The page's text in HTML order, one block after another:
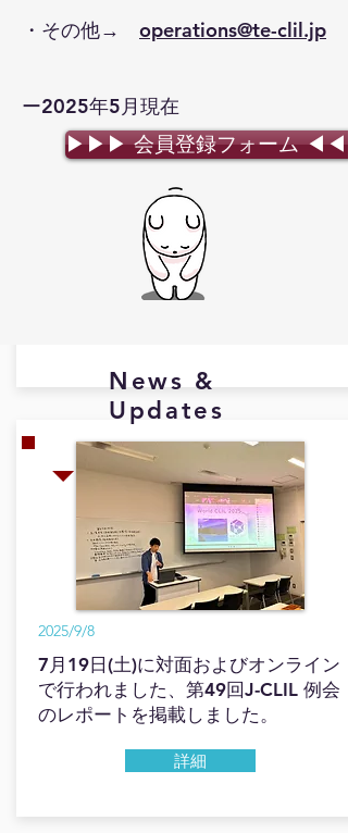
8月9日(土)に実施しました第4回中国
支部大会のレポートを掲載しまし
2025/9/8
7月19日(土)に対面およびオンライン
で行われました、第49回J-CLIL 例会
のレポートを掲載しました。
詳細
・その他→ operations@te-clil.jp
ー2025年5月現在
▶▶▶ 会員登録フォーム
News &
Updates